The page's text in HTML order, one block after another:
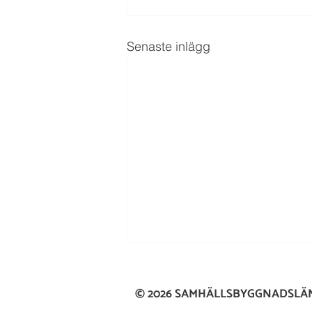
Senaste inlägg
© 2026